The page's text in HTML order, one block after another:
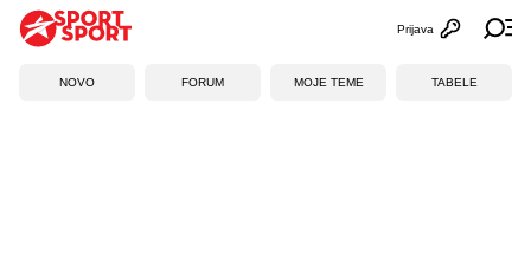
Otvori
Prijava
NOVO FORUM MOJE TEME TABELE